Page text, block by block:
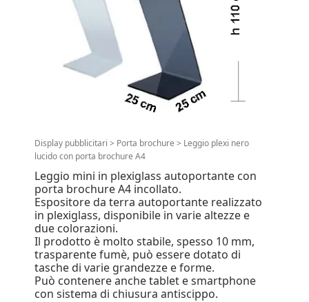
Display pubblicitari > Porta brochure > Leggio plexi nero
lucido con porta brochure A4
Leggio mini in plexiglass autoportante con
porta brochure A4 incollato.
Espositore da terra autoportante realizzato
in plexiglass, disponibile in varie altezze e
due colorazioni.
Il prodotto è molto stabile, spesso 10 mm,
trasparente fumè, può essere dotato di
tasche di varie grandezze e forme.
Può contenere anche tablet e smartphone
con sistema di chiusura antiscippo.